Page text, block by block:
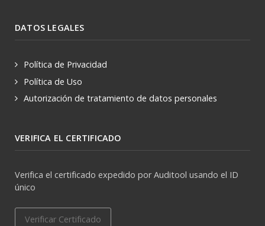
DATOS LEGALES
Política de Privacidad
Política de Uso
Autorización de tratamiento de datos personales
VERIFICA EL CERTIFICADO
Verifica el certificado expedido por Auditool usando el ID
único
Verificar Certificado